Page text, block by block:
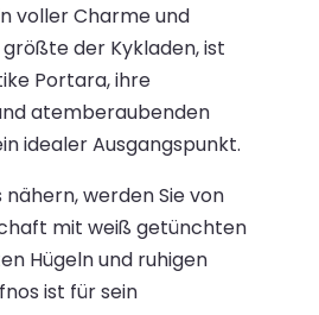
voller Charme und
größte der Kykladen, ist
Portara, ihre
atemberaubenden
idealer Ausgangspunkt.
nähern, werden Sie von
mit weiß getünchten
Hügeln und ruhigen
ist für sein